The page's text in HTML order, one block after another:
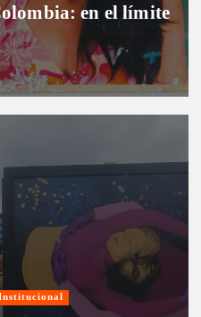
en el límite